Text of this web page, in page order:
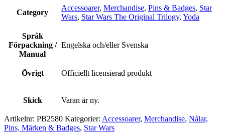
Category
Accessoarer, Merchandise, Pins & Badges, Star
Wars, Star Wars The Original Trilogy, Yoda
Språk
Förpackning /
Manual
Engelska och/eller Svenska
Övrigt Officiellt licensierad produkt
Skick Varan är ny.
Artikelnr: PB2580 Kategorier: Accessoarer, Merchandise, Nålar,
Pins, Märken & Badges, Star Wars